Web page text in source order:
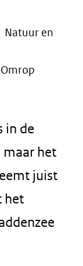
Natuur en
in de
maar het
juist
het